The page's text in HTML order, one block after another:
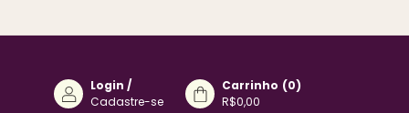
Login /
Cadastre-se
Carrinho (0)
R$0,00